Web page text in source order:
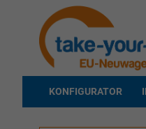
KONFIGURATOR